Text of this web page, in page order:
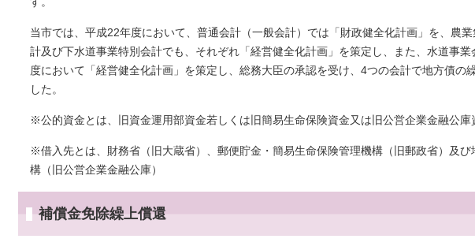
当市では、平成22年度において、普通会計（一般会計）では「財政健全化計画」を、農
計及び下水道事業特別会計でも、それぞれ「経営健全化計画」を策定し、また、水道事
度において「経営健全化計画」を策定し、総務大臣の承認を受け、4つの会計で地方債の
した。
※公的資金とは、旧資金運用部資金若しくは旧簡易生命保険資金又は旧公営企業金融公庫
※借入先とは、財務省（旧大蔵省）、郵便貯金・簡易生命保険管理機構（旧郵政省）及び
構（旧公営企業金融公庫）
補償金免除繰上償還